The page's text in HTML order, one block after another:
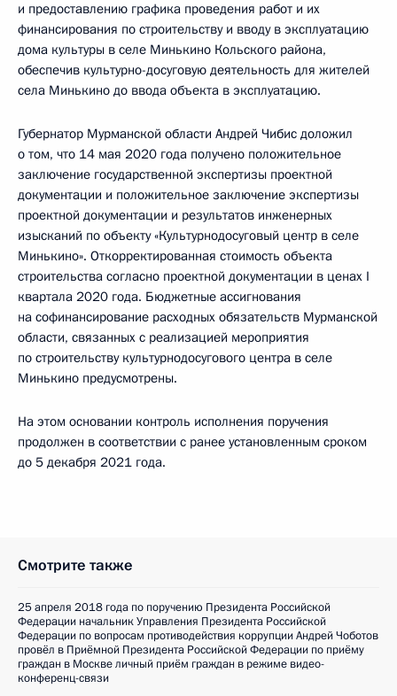
и предоставлению графика проведения работ и их
финансирования по строительству и вводу в эксплуатацию
дома культуры в селе Минькино Кольского района,
обеспечив культурно-досуговую деятельность для жителей
села Минькино до ввода объекта в эксплуатацию.
Губернатор Мурманской области Андрей Чибис доложил
о том, что 14 мая 2020 года получено положительное
заключение государственной экспертизы проектной
документации и положительное заключение экспертизы
проектной документации и результатов инженерных
изысканий по объекту «Культурнодосуговый центр в селе
Минькино». Откорректированная стоимость объекта
строительства согласно проектной документации в ценах I
квартала 2020 года. Бюджетные ассигнования
на софинансирование расходных обязательств Мурманской
области, связанных с реализацией мероприятия
по строительству культурнодосугового центра в селе
Минькино предусмотрены.
На этом основании контроль исполнения поручения
продолжен в соответствии с ранее установленным сроком
до 5 декабря 2021 года.
Смотрите также
25 апреля 2018 года по поручению Президента Российской
Федерации начальник Управления Президента Российской
Федерации по вопросам противодействия коррупции Андрей Чоботов
провёл в Приёмной Президента Российской Федерации по приёму
граждан в Москве личный приём граждан в режиме видео-
конференц-связи